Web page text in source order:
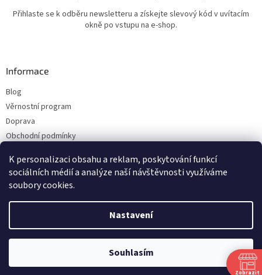
K personalizaci obsahu a reklam, poskytování funkcí
sociálních médií a analýze naší návštěvnosti využíváme
soubory cookies.
Nastavení
Souhlasím
Přihlaste se k odběru newsletteru a získejte slevový kód v uvítacím
okně po vstupu na e-shop.
Informace
Blog
Věrnostní program
Doprava
Obchodní podmínky
Kontakty
Vytvořil Shoptet
. Všechna práva vyhrazena.
Upravit nastavení
cookies
Zobrazit